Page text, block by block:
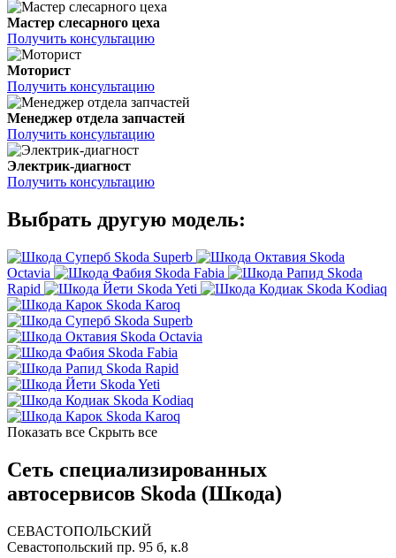
Мастер слесарного цеха
Получить консультацию
Моторист
Получить консультацию
Менеджер отдела запчастей
Получить консультацию
Электрик-диагност
Получить консультацию
Выбрать другую модель:
Skoda Superb
Skoda
Octavia
Skoda Fabia
Skoda
Rapid
Skoda Yeti
Skoda Kodiaq
Skoda Karoq
Skoda Superb
Skoda Octavia
Skoda Fabia
Skoda Rapid
Skoda Yeti
Skoda Kodiaq
Skoda Karoq
Показать все Скрыть все
Сеть специализированных
автосервисов Skoda (Шкода)
СЕВАСТОПОЛЬСКИЙ
Севастопольский пр. 95 б, к.8